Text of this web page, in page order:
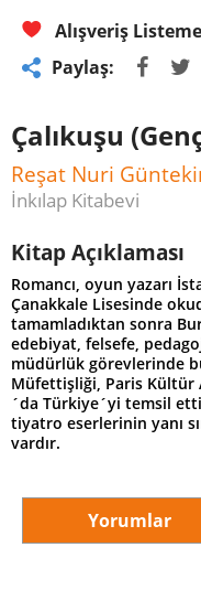
Alışveriş
Paylaş:
Çalıkuşu
Reşat Nuri
İnkılap Kitabevi
Kitap Açıklaması
Romancı, oyun yazarı
Çanakkale Lisesinde
tamamladıktan sonra
edebiyat, felsefe,
müdürlük görevlerinde
Müfettişliği, Paris Kültür
´da Türkiye´yi temsil
tiyatro eserlerinin yanı
vardır.
Yorumlar